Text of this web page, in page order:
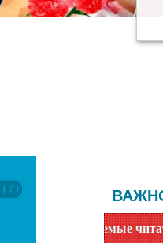
Уважаемые читатели!